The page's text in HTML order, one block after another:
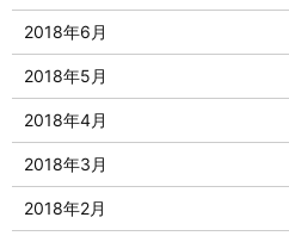
2018年6月
2018年5月
2018年4月
2018年3月
2018年2月